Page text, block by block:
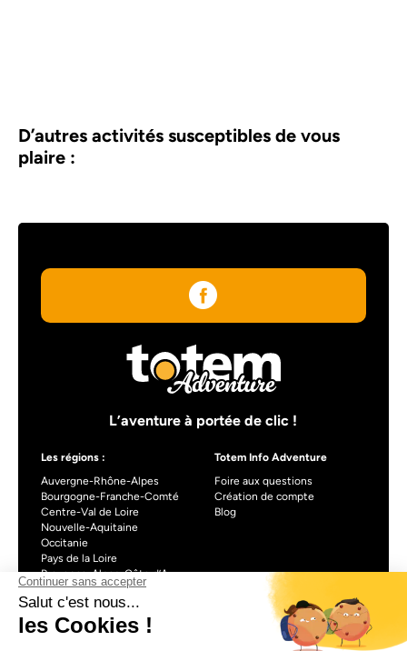
D’autres activités susceptibles de vous
plaire :
L’aventure à portée de clic !
Les régions :
Auvergne-Rhône-Alpes
Bourgogne-Franche-Comté
Centre-Val de Loire
Nouvelle-Aquitaine
Occitanie
Pays de la Loire
Provence-Alpes-Côte d’Azur
Totem Info Adventure
Foire aux questions
Création de compte
Blog
À propos de Totem info Adventure